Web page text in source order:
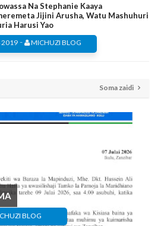
Na Stephanie Kaaya
Jijini Arusha, Watu Mashuhuri
Harusi Yao
2019- MICHUZI BLOG
Soma zaidi
BLOG